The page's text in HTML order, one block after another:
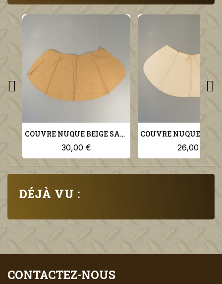
DÉJÀ VU :
COUVRE NUQUE BEIGE SABLE POUR KEPI LEGION ET TROUPES COLONIALES SAHARA SPAHIS
30,00 € 26,00 €
CONTACTEZ-NOUS